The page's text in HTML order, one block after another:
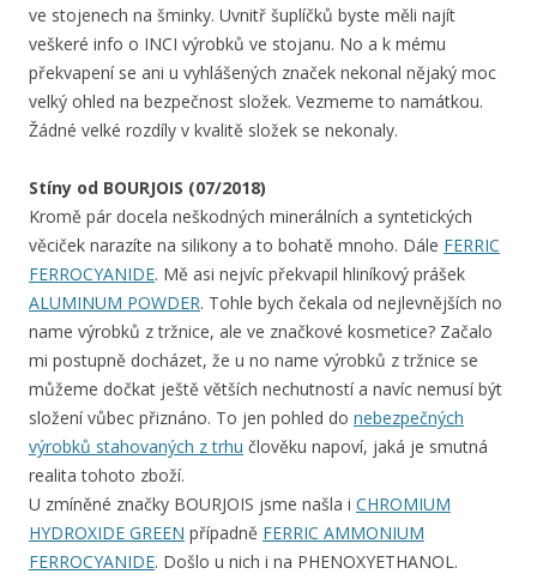
ve stojenech na šminky. Uvnitř šuplíčků byste měli najít
veškeré info o INCI výrobků ve stojanu. No a k mému
překvapení se ani u vyhlášených značek nekonal nějaký moc
velký ohled na bezpečnost složek. Vezmeme to namátkou.
Žádné velké rozdíly v kvalitě složek se nekonaly.
Stíny od BOURJOIS (07/2018)
Kromě pár docela neškodných minerálních a syntetických
věciček narazíte na silikony a to bohatě mnoho. Dále FERRIC
FERROCYANIDE. Mě asi nejvíc překvapil hliníkový prášek
ALUMINUM POWDER. Tohle bych čekala od nejlevnějších no
name výrobků z tržnice, ale ve značkové kosmetice? Začalo
mi postupně docházet, že u no name výrobků z tržnice se
můžeme dočkat ještě větších nechutností a navíc nemusí být
složení vůbec přiznáno. To jen pohled do nebezpečných
výrobků stahovaných z trhu člověku napoví, jaká je smutná
realita tohoto zboží.
U zmíněné značky BOURJOIS jsme našla i CHROMIUM
HYDROXIDE GREEN případně FERRIC AMMONIUM
FERROCYANIDE. Došlo u nich i na PHENOXYETHANOL.